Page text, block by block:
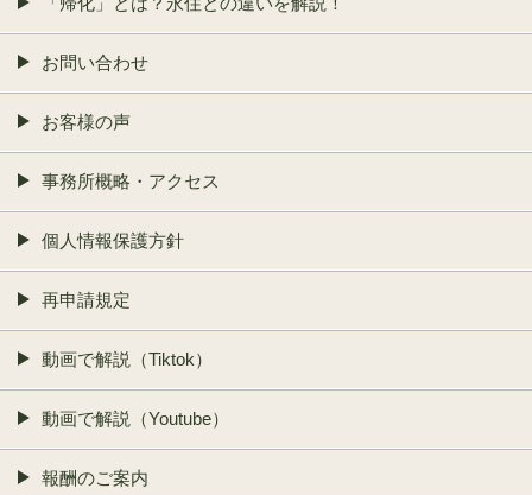
お問い合わせ
お客様の声
事務所概略・アクセス
個人情報保護方針
再申請規定
動画で解説（Tiktok）
動画で解説（Youtube）
報酬のご案内